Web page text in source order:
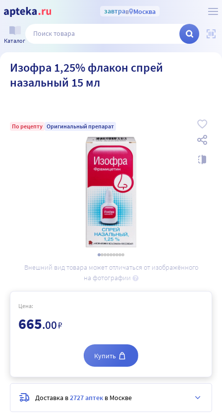
завтрав Москва
Каталог
Изофра 1,25% флакон спрей
назальный 15 мл
По рецепту Оригинальный препарат
Внешний вид товара может отличаться от изображённого
на фотографии
Цена:
665.00₽
Купить
Доставка в2727 аптек в Москве